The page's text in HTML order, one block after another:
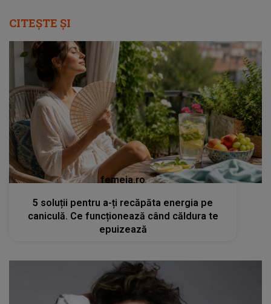
CITEȘTE ȘI
femeia.ro
5 soluții pentru a-ți recăpăta energia pe
caniculă. Ce funcționează când căldura te
epuizează